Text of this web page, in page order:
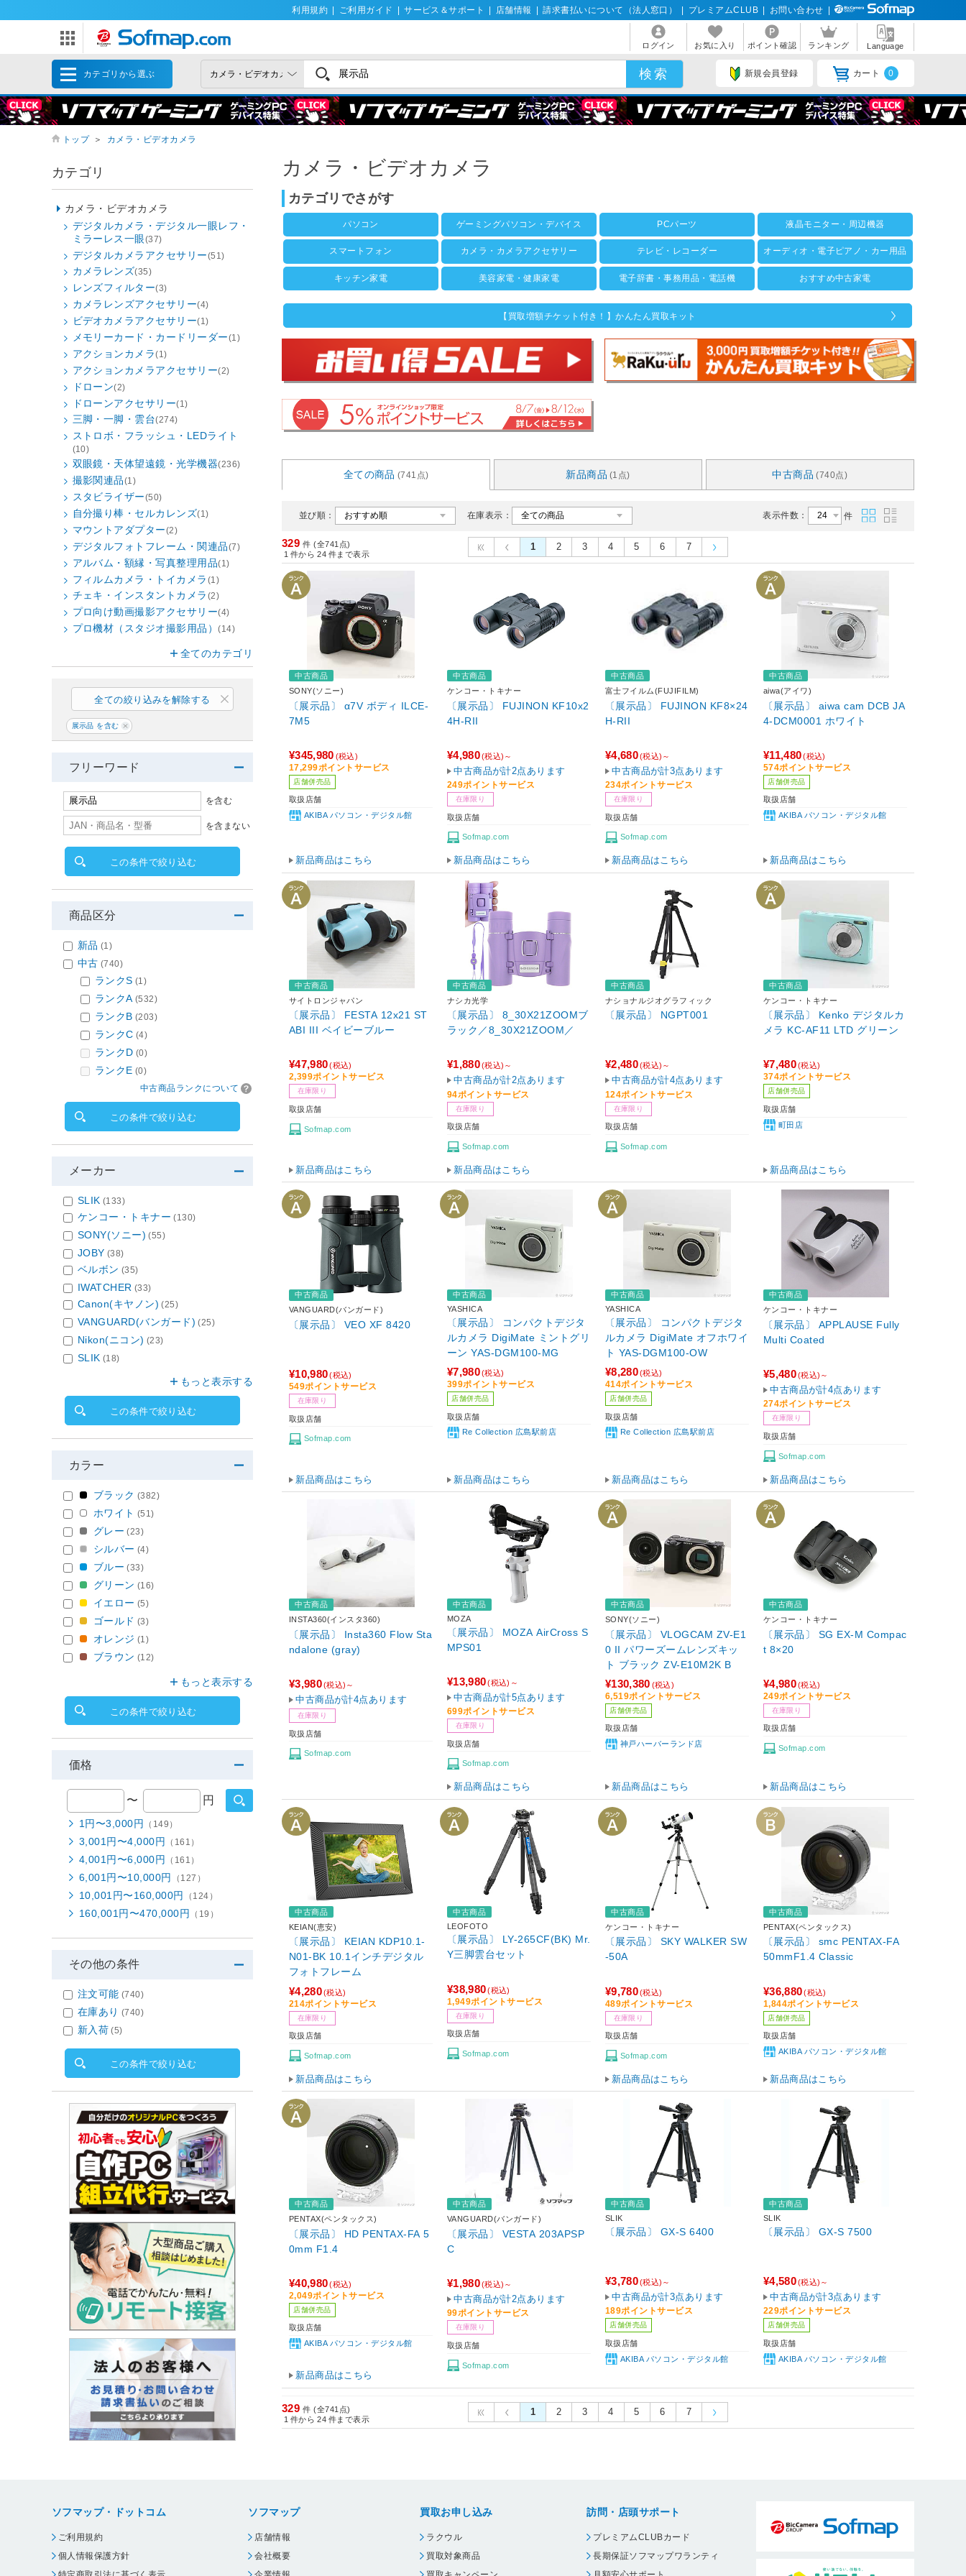
利用規約 ご利用ガイド サービス＆サポート 店舗情報 請求書払いについて（法人窓口） プレミアムCLUB お問い合わせ
ログイン お気に入り ポイント確認 ランキング Language
カテゴリから選ぶ 新規会員登録 カート 0
トップ ＞ カメラ・ビデオカメラ
カメラ・ビデオカメラ
カテゴリでさがす
パソコン ゲーミングパソコン・デバイス PCパーツ 液晶モニター・周辺機器
スマートフォン カメラ・カメラアクセサリー テレビ・レコーダー オーディオ・電子ピアノ・カー用品
キッチン家電 美容家電・健康家電 電子辞書・事務用品・電話機 おすすめ中古家電
【買取増額チケット付き！】かんたん買取キット
全ての商品 (741点) 新品商品 (1点) 中古商品 (740点)
並び順： 在庫表示： 表示件数： 件
329 件 (全741点)
1 件から 24 件まで表示
1 2 3 4 5 6 7
中古商品
SONY(ソニー)
〔展示品〕 α7V ボディ ILCE-
7M5
¥345,980 (税込)
17,299ポイントサービス
店舗併売品
取扱店舗
AKIBA パソコン・デジタル館
新品商品はこちら
中古商品
ケンコー・トキナー
〔展示品〕 FUJINON KF10x2
4H-RII
¥4,980(税込)～
中古商品が計2点あります
249ポイントサービス
在庫限り
取扱店舗
Sofmap.com
新品商品はこちら
中古商品
富士フイルム(FUJIFILM)
〔展示品〕 FUJINON KF8×24
H-RII
¥4,680(税込)～
中古商品が計3点あります
234ポイントサービス
在庫限り
取扱店舗
Sofmap.com
新品商品はこちら
中古商品
aiwa(アイワ)
〔展示品〕 aiwa cam DCB JA
4-DCM0001 ホワイト
¥11,480(税込)
574ポイントサービス
店舗併売品
取扱店舗
AKIBA パソコン・デジタル館
新品商品はこちら
中古商品
サイトロンジャパン
〔展示品〕 FESTA 12x21 ST
ABI III ベイビーブルー
¥47,980(税込)
2,399ポイントサービス
在庫限り
取扱店舗
Sofmap.com
新品商品はこちら
中古商品
ナシカ光学
〔展示品〕 8_30X21ZOOMブ
ラック／8_30X21ZOOM／
¥1,880(税込)～
中古商品が計2点あります
94ポイントサービス
在庫限り
取扱店舗
Sofmap.com
新品商品はこちら
中古商品
ナショナルジオグラフィック
〔展示品〕 NGPT001
¥2,480(税込)～
中古商品が計4点あります
124ポイントサービス
在庫限り
取扱店舗
Sofmap.com
中古商品
ケンコー・トキナー
〔展示品〕 Kenko デジタルカ
メラ KC-AF11 LTD グリーン
¥7,480(税込)
374ポイントサービス
店舗併売品
取扱店舗
町田店
新品商品はこちら
中古商品
VANGUARD(バンガード)
〔展示品〕 VEO XF 8420
¥10,980(税込)
549ポイントサービス
在庫限り
取扱店舗
Sofmap.com
新品商品はこちら
中古商品
YASHICA
〔展示品〕 コンパクトデジタ
ルカメラ DigiMate ミントグリ
ーン YAS-DGM100-MG
¥7,980(税込)
399ポイントサービス
店舗併売品
取扱店舗
Re Collection 広島駅前店
新品商品はこちら
中古商品
YASHICA
〔展示品〕 コンパクトデジタ
ルカメラ DigiMate オフホワイ
ト YAS-DGM100-OW
¥8,280(税込)
414ポイントサービス
店舗併売品
取扱店舗
Re Collection 広島駅前店
新品商品はこちら
中古商品
ケンコー・トキナー
〔展示品〕 APPLAUSE Fully
Multi Coated
¥5,480(税込)～
中古商品が計4点あります
274ポイントサービス
在庫限り
取扱店舗
Sofmap.com
新品商品はこちら
中古商品
INSTA360(インスタ360)
〔展示品〕 Insta360 Flow Sta
ndalone (gray)
¥3,980(税込)～
中古商品が計4点あります
在庫限り
取扱店舗
Sofmap.com
中古商品
MOZA
〔展示品〕 MOZA AirCross S
MPS01
¥13,980(税込)～
中古商品が計5点あります
699ポイントサービス
在庫限り
取扱店舗
Sofmap.com
新品商品はこちら
中古商品
SONY(ソニー)
〔展示品〕 VLOGCAM ZV-E1
0 II パワーズームレンズキッ
ト ブラック ZV-E10M2K B
¥130,380 (税込)
6,519ポイントサービス
店舗併売品
取扱店舗
神戸ハーバーランド店
新品商品はこちら
中古商品
ケンコー・トキナー
〔展示品〕 SG EX-M Compac
t 8×20
¥4,980(税込)
249ポイントサービス
在庫限り
取扱店舗
Sofmap.com
新品商品はこちら
中古商品
KEIAN(恵安)
〔展示品〕 KEIAN KDP10.1-
N01-BK 10.1インチデジタル
フォトフレーム
¥4,280(税込)
214ポイントサービス
在庫限り
取扱店舗
Sofmap.com
新品商品はこちら
中古商品
LEOFOTO
〔展示品〕 LY-265CF(BK) Mr.
Y三脚雲台セット
¥38,980(税込)
1,949ポイントサービス
在庫限り
取扱店舗
Sofmap.com
中古商品
ケンコー・トキナー
〔展示品〕 SKY WALKER SW
-50A
¥9,780(税込)
489ポイントサービス
在庫限り
取扱店舗
Sofmap.com
新品商品はこちら
中古商品
PENTAX(ペンタックス)
〔展示品〕 smc PENTAX-FA
50mmF1.4 Classic
¥36,880(税込)
1,844ポイントサービス
店舗併売品
取扱店舗
AKIBA パソコン・デジタル館
新品商品はこちら
中古商品
PENTAX(ペンタックス)
〔展示品〕 HD PENTAX-FA 5
0mm F1.4
¥40,980(税込)
2,049ポイントサービス
店舗併売品
取扱店舗
AKIBA パソコン・デジタル館
新品商品はこちら
中古商品
VANGUARD(バンガード)
〔展示品〕 VESTA 203APSP
C
¥1,980(税込)～
中古商品が計2点あります
99ポイントサービス
在庫限り
取扱店舗
Sofmap.com
中古商品
SLIK
〔展示品〕 GX-S 6400
¥3,780(税込)～
中古商品が計3点あります
189ポイントサービス
店舗併売品
取扱店舗
AKIBA パソコン・デジタル館
中古商品
SLIK
〔展示品〕 GX-S 7500
¥4,580(税込)～
中古商品が計3点あります
229ポイントサービス
店舗併売品
取扱店舗
AKIBA パソコン・デジタル館
329 件 (全741点)
1 件から 24 件まで表示
1 2 3 4 5 6 7
カテゴリ
カメラ・ビデオカメラ
デジタルカメラ・デジタル一眼レフ・
ミラーレス一眼(37)
デジタルカメラアクセサリー(51)
カメラレンズ(35)
レンズフィルター(3)
カメラレンズアクセサリー(4)
ビデオカメラアクセサリー(1)
メモリーカード・カードリーダー(1)
アクションカメラ(1)
アクションカメラアクセサリー(2)
ドローン(2)
ドローンアクセサリー(1)
三脚・一脚・雲台(274)
ストロボ・フラッシュ・LEDライト
(10)
双眼鏡・天体望遠鏡・光学機器(236)
撮影関連品(1)
スタビライザー(50)
自分撮り棒・セルカレンズ(1)
マウントアダプター(2)
デジタルフォトフレーム・関連品(7)
アルバム・額縁・写真整理用品(1)
フィルムカメラ・トイカメラ (1)
チェキ・インスタントカメラ (2)
プロ向け動画撮影アクセサリー(4)
プロ機材（スタジオ撮影用品）(14)
全てのカテゴリ
全ての絞り込みを解除する
展示品 を含む
フリーワード
を含む
を含まない
この条件で絞り込む
商品区分
新品 (1)
中古 (740)
ランクS (1)
ランクA (532)
ランクB (203)
ランクC (4)
ランクD (0)
ランクE (0)
中古商品ランクについて
この条件で絞り込む
メーカー
SLIK (133)
ケンコー・トキナー (130)
SONY(ソニー) (55)
JOBY (38)
ベルボン (35)
IWATCHER (33)
Canon(キヤノン) (25)
VANGUARD(バンガード) (25)
Nikon(ニコン) (23)
SLIK (18)
もっと表示する
この条件で絞り込む
カラー
ブラック (382)
ホワイト (51)
グレー (23)
シルバー (4)
ブルー (33)
グリーン (16)
イエロー (5)
ゴールド (3)
オレンジ (1)
ブラウン (12)
もっと表示する
この条件で絞り込む
価格
〜 円
1円〜3,000円 （149）
3,001円〜4,000円 （161）
4,001円〜6,000円 （161）
6,001円〜10,000円 （127）
10,001円〜160,000円 （124）
160,001円〜470,000円 （19）
その他の条件
注文可能 (740)
在庫あり (740)
新入荷 (5)
この条件で絞り込む
ソフマップ・ドットコム
ご利用規約
個人情報保護方針
ソフマップ
店舗情報
会社概要
買取お申し込み
ラクウル
買取対象商品
訪問・店頭サポート
プレミアムCLUBカード
長期保証ソフマップワランティ